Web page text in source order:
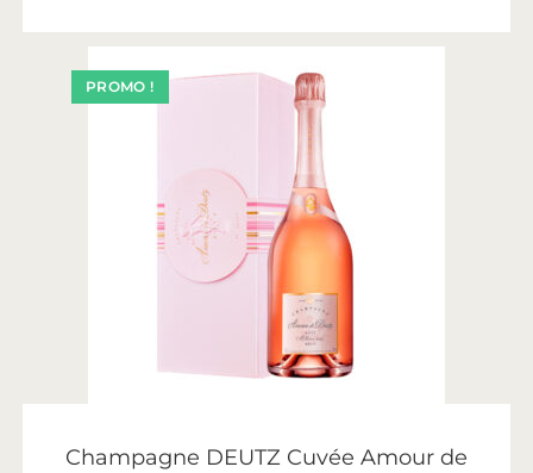
PROMO !
Champagne DEUTZ Cuvée Amour de